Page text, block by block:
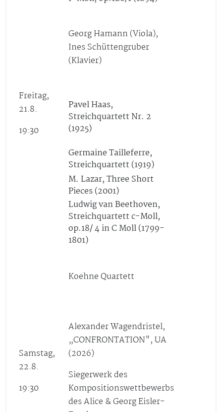
Georg Hamann (Viola),
Ines Schüttengruber
(Klavier)
Freitag,
21.8.
19:30
Pavel Haas,
Streichquartett Nr. 2
(1925)
Germaine Tailleferre,
Streichquartett (1919)
M. Lazar, Three Short
Pieces (2001)
Ludwig van Beethoven,
Streichquartett c-Moll,
op.18/ 4 in C Moll (1799-
1801)
Koehne Quartett
Samstag,
22.8.
19:30
Alexander Wagendristel,
„CONFRONTATION", UA
(2026)
Siegerwerk des
Kompositionswettbewerbs
des Alice & Georg Eisler-